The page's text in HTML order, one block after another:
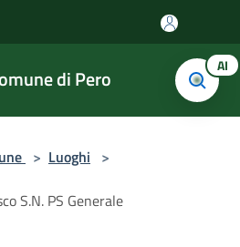
di Pero AI
> Luoghi >
S.N. PS Generale